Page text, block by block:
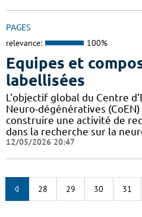
PAGES
relevance: 100%
Equipes et
labellisées
L'objectif global du Centre
Neuro-dégénératives
construire une activité de
dans la recherche sur la
12/05/2026 20:47
28 29 30 31